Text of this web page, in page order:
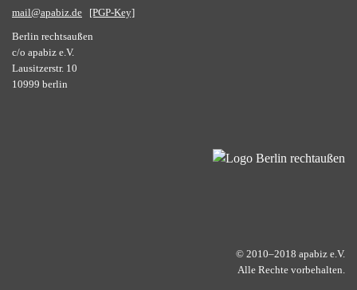
mail@apabiz.de [PGP-Key]
Berlin rechtsaußen
c/o apabiz e.V.
Lausitzerstr. 10
10999 berlin
© 2010–2018 apabiz e.V.
Alle Rechte vorbehalten.